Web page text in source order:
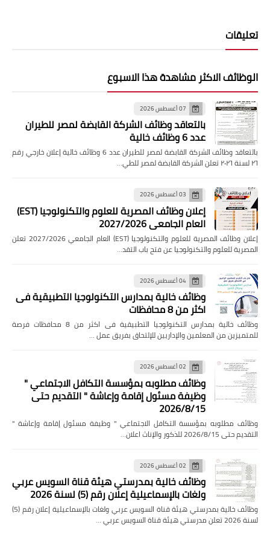
تعليقات
الوظائف الاكثر مشاهدة هذا الاسبوع
07 أغسطس 2026
بالتعاقد وظائف الشركة القابضة لمصر للطيران
عدد 6 وظائف خالية
بالتعاقد وظائف الشركة القابضة لمصر للطيران عدد 6 وظائف خالية إعلان خارجي رقم
٢٦ لسنة ٢٠٢٦ تعلن الشركة القابضة لمصر للطي…
03 أغسطس 2026
إعلان وظائف المصرية للعلوم والتكنولوجيا (EST)
العام الجامعي 2027/2026
إعلان وظائف المصرية للعلوم والتكنولوجيا (EST) العام الجامعي 2027/2026 تعلن
المصرية للعلوم والتكنولوجيا عن فتح باب التقد…
04 أغسطس 2026
وظائف خالية بمدارس التكنولوجيا التطبيقية فى
اكثر من 8 محافظات
وظائف خالية بمدارس التكنولوجيا التطبيقية فى اكثر من 8 محافظات فرصة
للمتميزين من المعلمين والإداريين للإلتحاق بفريق عمل …
02 أغسطس 2026
وظائف مطلوبه بمؤسسة التكافل الاجتماعي "
وظيفة مسئول إقامة وإعاشة " التقديم حتى
2026/8/15
وظائف مطلوبه بمؤسسة التكافل الاجتماعي " وظيفة مسئول إقامة وإعاشة "
التقديم حتى 2026/8/15 للذكور والإناث اعلان…
02 أغسطس 2026
وظائف خالية بمدرستي هيئة قناة السويس عربي
ولغات بالإسماعيلية إعلان رقم (5) لسنة 2026
وظائف خالية بمدرستي هيئة قناة السويس عربي ولغات بالإسماعيلية إعلان رقم (5)
لسنة 2026 تعلن مدرستي هيئة قناة السويس عربي …